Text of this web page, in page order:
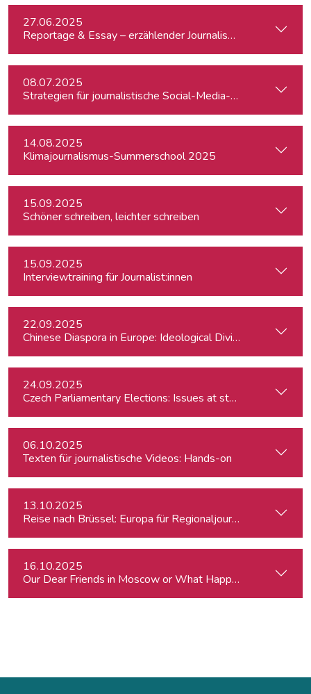
27.06.2025
Reportage & Essay – erzählender Journalismus
08.07.2025
Strategien für journalistische Social-Media-Recherchen
14.08.2025
Klimajournalismus-Summerschool 2025
15.09.2025
Schöner schreiben, leichter schreiben
15.09.2025
Interviewtraining für Journalist:innen
22.09.2025
Chinese Diaspora in Europe: Ideological Divides,
24.09.2025
Czech Parliamentary Elections: Issues at stake and
06.10.2025
Texten für journalistische Videos: Hands-on
13.10.2025
Reise nach Brüssel: Europa für Regionaljournalist:innen
16.10.2025
Our Dear Friends in Moscow or What Happened to